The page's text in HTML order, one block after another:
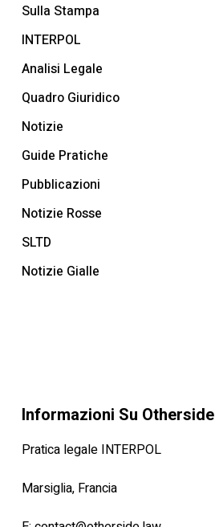
Sulla Stampa
INTERPOL
Analisi Legale
Quadro Giuridico
Notizie
Guide Pratiche
Pubblicazioni
Notizie Rosse
SLTD
Notizie Gialle
Informazioni Su Otherside
Pratica legale INTERPOL
Marsiglia, Francia